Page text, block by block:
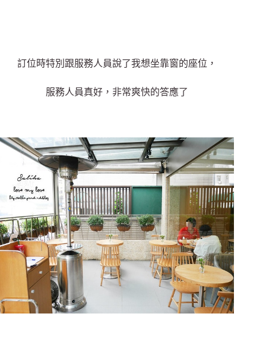
訂位時特別跟服務人員說了我想坐靠窗的座位，
服務人員真好，非常爽快的答應了